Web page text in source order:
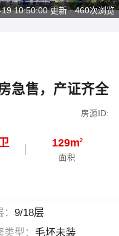
急售，产证齐全
房源ID:
129m2
面积
19 10:50:00更新 · 460次浏览
9/18层
类型： 毛坯未装